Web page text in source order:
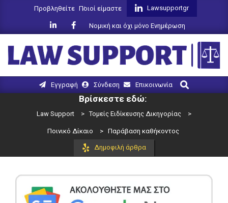
Προβληθείτε Ποιοί είμαστε Lawsupportgr
Νομική και όχι μόνο Ενημέρωση
LAW
SUPPORT
Navigation
Εγγραφή Σύνδεση Επικοινωνία
Search
Βρίσκεστε εδώ:
Law Support > Τομείς Ειδίκευσης Δικηγορίας >
Ποινικό Δίκαιο > Παράβαση καθήκοντος
Δημοφιλή άρθρα